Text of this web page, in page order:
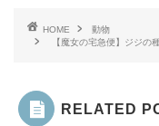
HOME
動物
【魔女の宅急便】ジジの
RELATED